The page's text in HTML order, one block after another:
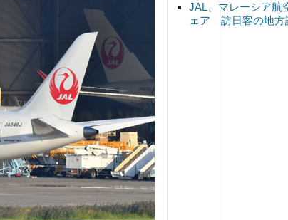
JAL、マレーシア航
ェア 訪日客の地方